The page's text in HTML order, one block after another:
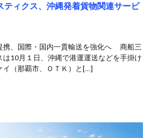
ティクス、沖縄発着貨物関連サービ
携、国際・国内一貫輸送を強化へ 商船三
は10月１日、沖縄で港運運送などを手掛け
イ（那覇市、ＯＴＫ）と[…]